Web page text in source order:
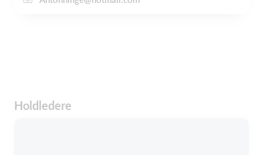
Holdledere